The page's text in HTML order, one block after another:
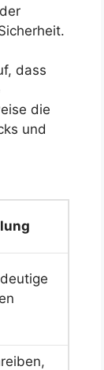
dass
die
und